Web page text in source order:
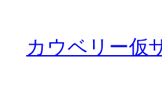
カウベリー仮